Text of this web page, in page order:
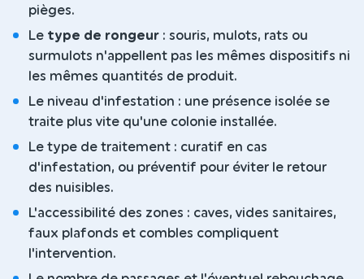
pièges.
Le type de rongeur : souris, mulots, rats ou
surmulots n'appellent pas les mêmes dispositifs ni
les mêmes quantités de produit.
Le niveau d'infestation : une présence isolée se
traite plus vite qu'une colonie installée.
Le type de traitement : curatif en cas
d'infestation, ou préventif pour éviter le retour
des nuisibles.
L'accessibilité des zones : caves, vides sanitaires,
faux plafonds et combles compliquent
l'intervention.